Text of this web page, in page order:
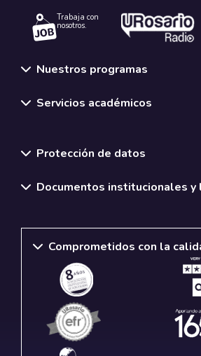
Trabaja con
nosotros.
Nuestros programas
Servicios académicos
Protección de datos
Documentos institucionales y
Comprometidos con la